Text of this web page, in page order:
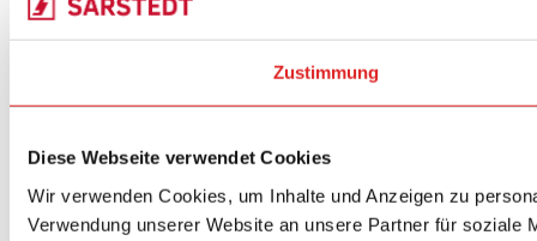
Zustimmung
Diese Webseite verwendet Cookies
Wir verwenden Cookies, um Inhalte und Anzeigen zu
Verwendung unserer Website an unsere Partner für soziale